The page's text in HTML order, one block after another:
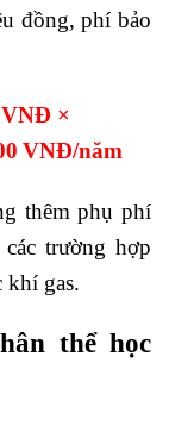
đồng, phí bảo
VNĐ ×
VNĐ/năm
thêm phụ phí
trường hợp
khí gas.
thể học